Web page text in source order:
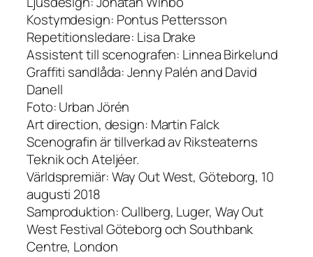
Kostymdesign: Pontus Pettersson
Repetitionsledare: Lisa Drake
Assistent till scenografen: Linnea Birkelund
Graffiti sandlåda: Jenny Palén and David
Danell
Foto: Urban Jörén
Art direction, design: Martin Falck
Scenografin är tillverkad av Riksteaterns
Teknik och Ateljéer.
Världspremiär: Way Out West, Göteborg, 10
augusti 2018
Samproduktion: Cullberg, Luger, Way Out
West Festival Göteborg och Southbank
Centre, London